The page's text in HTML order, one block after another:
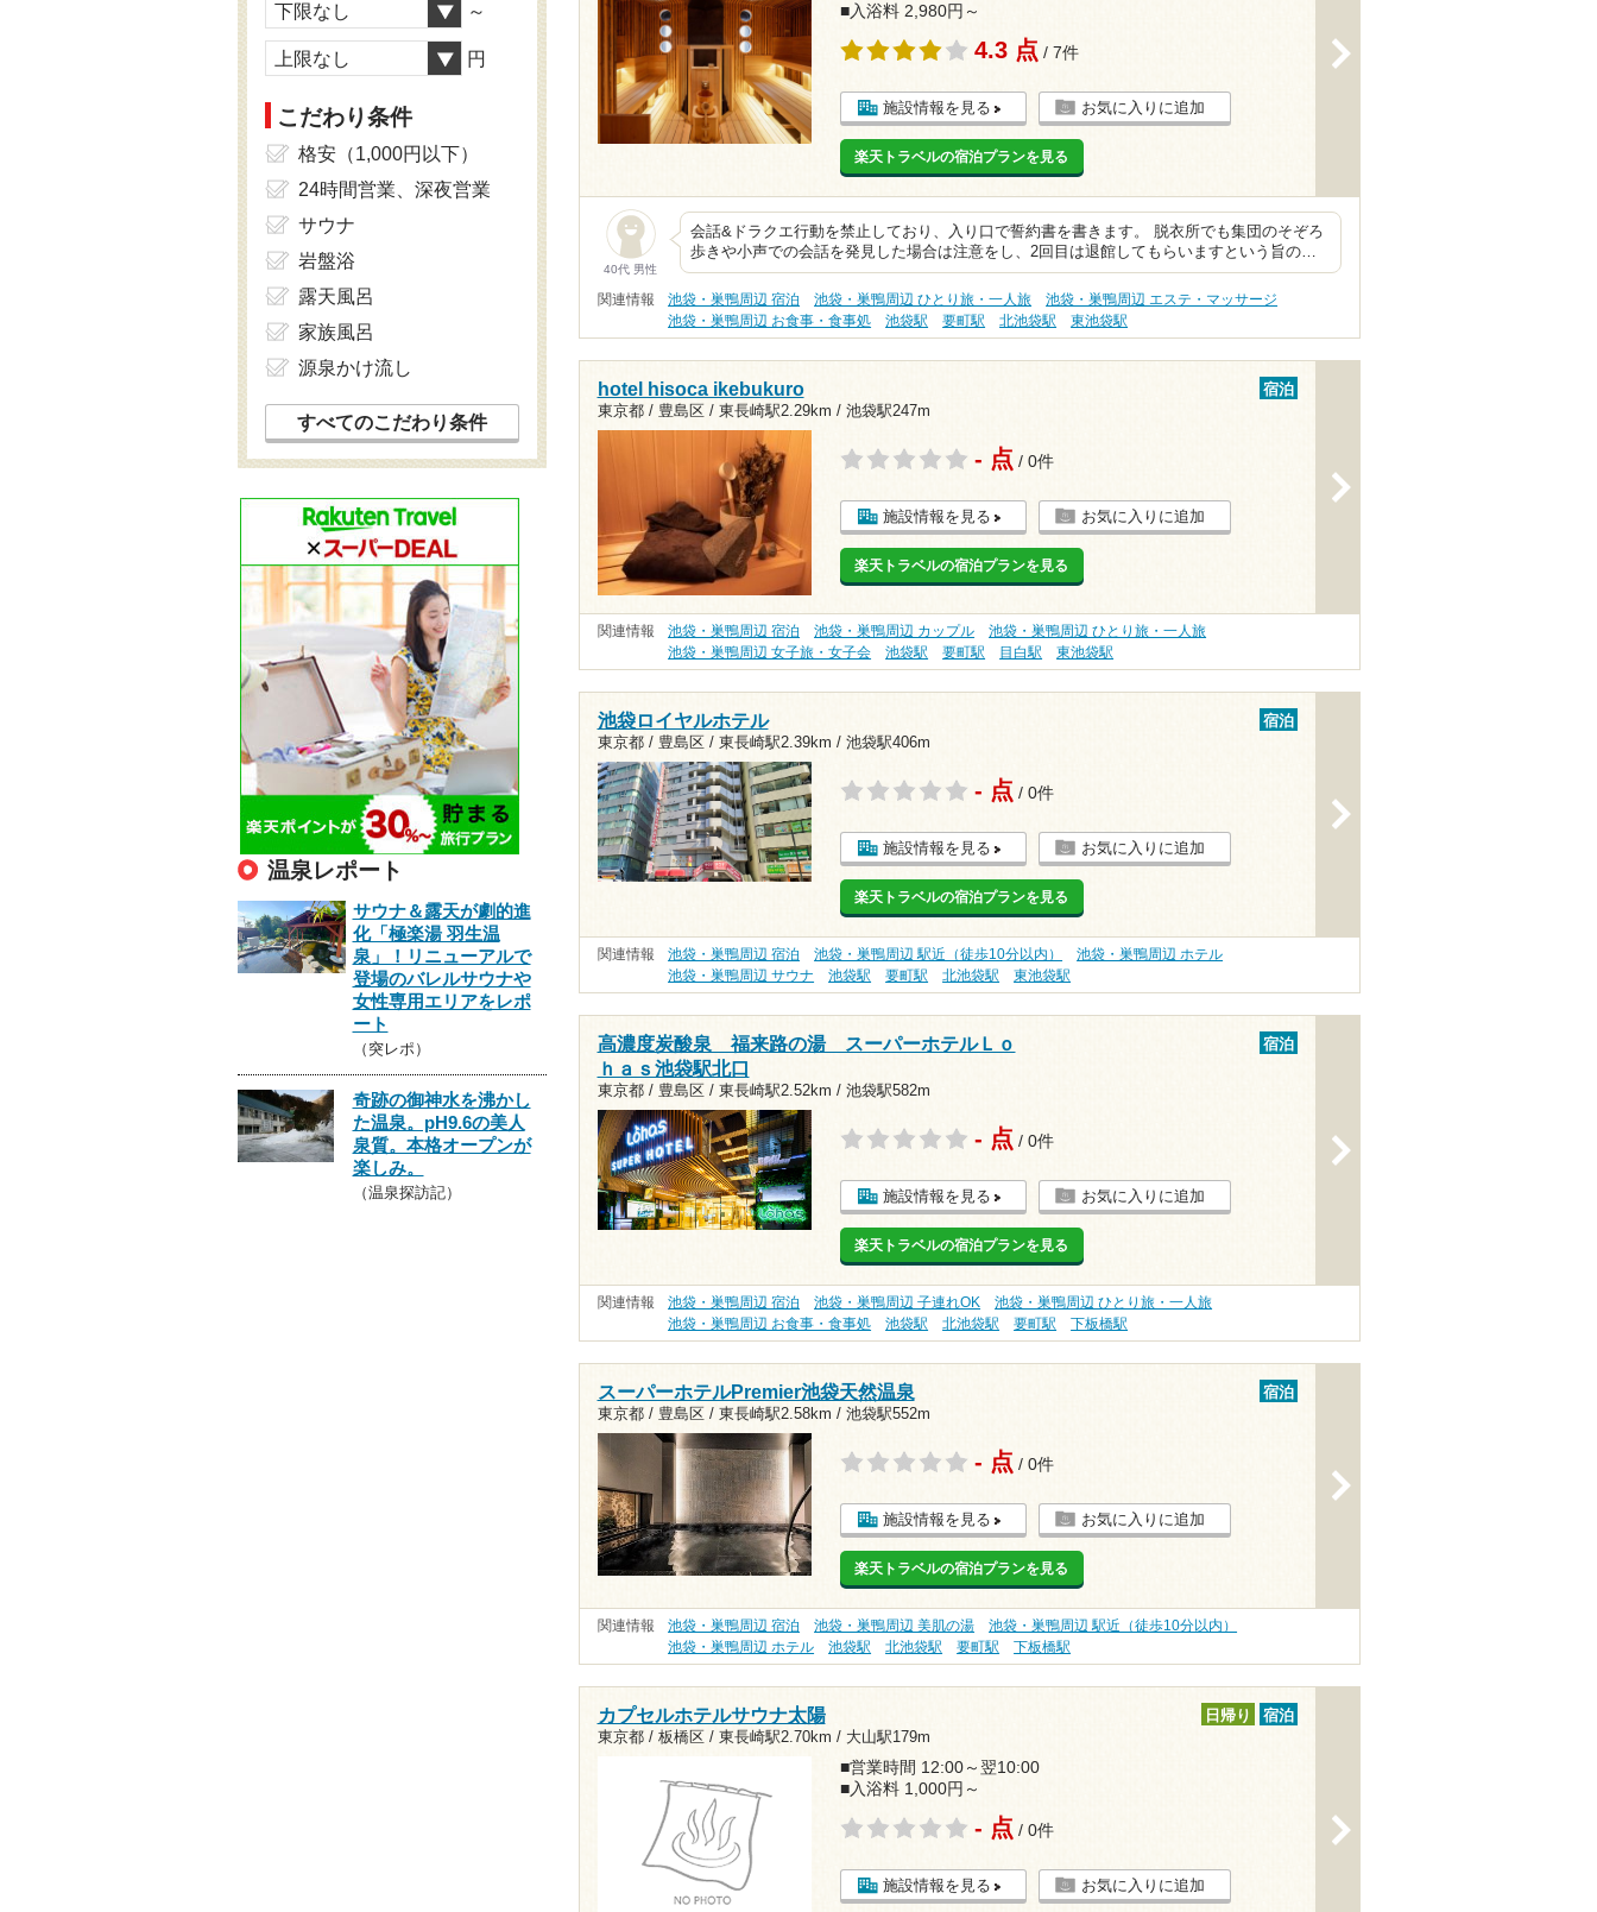
■入浴料 2,980円～
4.3 点 / 7件
施設情報を見る お気に入りに追加
楽天トラベルの宿泊プランを見る
40代 男性
会話&ドラクエ行動を禁止しており、入り口で誓約書を書きます。 脱衣所でも集団のそぞろ
歩きや小声での会話を発見した場合は注意をし、2回目は退館してもらいますという旨の…
関連情報 池袋・巣鴨周辺 宿泊 池袋・巣鴨周辺 ひとり旅・一人旅
池袋・巣鴨周辺 エステ・マッサージ
池袋・巣鴨周辺 お食事・食事処
池袋駅 要町駅 北池袋駅 東池袋駅
hotel hisoca ikebukuro
東京都 / 豊島区 / 東長崎駅2.29km / 池袋駅247m
宿泊
- 点 / 0件
施設情報を見る お気に入りに追加
楽天トラベルの宿泊プランを見る
関連情報 池袋・巣鴨周辺 宿泊 池袋・巣鴨周辺 カップル
池袋・巣鴨周辺 ひとり旅・一人旅
池袋・巣鴨周辺 女子旅・女子会
池袋駅 要町駅 目白駅 東池袋駅
池袋ロイヤルホテル
東京都 / 豊島区 / 東長崎駅2.39km / 池袋駅406m
宿泊
- 点 / 0件
施設情報を見る お気に入りに追加
楽天トラベルの宿泊プランを見る
関連情報 池袋・巣鴨周辺 宿泊 池袋・巣鴨周辺 駅近（徒歩10分以内）
池袋・巣鴨周辺 ホテル
池袋・巣鴨周辺 サウナ
池袋駅 要町駅 北池袋駅 東池袋駅
高濃度炭酸泉 福来路の湯 スーパーホテルＬｏ
ｈａｓ池袋駅北口
東京都 / 豊島区 / 東長崎駅2.52km / 池袋駅582m
宿泊
- 点 / 0件
施設情報を見る お気に入りに追加
楽天トラベルの宿泊プランを見る
関連情報 池袋・巣鴨周辺 宿泊 池袋・巣鴨周辺 子連れOK
池袋・巣鴨周辺 ひとり旅・一人旅
池袋・巣鴨周辺 お食事・食事処
池袋駅 北池袋駅 要町駅 下板橋駅
スーパーホテルPremier池袋天然温泉
東京都 / 豊島区 / 東長崎駅2.58km / 池袋駅552m
宿泊
- 点 / 0件
施設情報を見る お気に入りに追加
楽天トラベルの宿泊プランを見る
関連情報 池袋・巣鴨周辺 宿泊 池袋・巣鴨周辺 美肌の湯
池袋・巣鴨周辺 駅近（徒歩10分以内）
池袋・巣鴨周辺 ホテル
池袋駅 北池袋駅 要町駅 下板橋駅
カプセルホテルサウナ太陽
東京都 / 板橋区 / 東長崎駅2.70km / 大山駅179m
日帰り 宿泊
■営業時間 12:00～翌10:00
■入浴料 1,000円～
- 点 / 0件
施設情報を見る お気に入りに追加
下限なし ～
上限なし 円
こだわり条件
格安（1,000円以下）
24時間営業、深夜営業
サウナ
岩盤浴
露天風呂
家族風呂
源泉かけ流し
すべてのこだわり条件
温泉レポート
サウナ＆露天が劇的進
化「極楽湯 羽生温
泉」！リニューアルで
登場のバレルサウナや
女性専用エリアをレポ
ート
（突レポ）
奇跡の御神水を沸かし
た温泉。pH9.6の美人
泉質。本格オープンが
楽しみ。
（温泉探訪記）